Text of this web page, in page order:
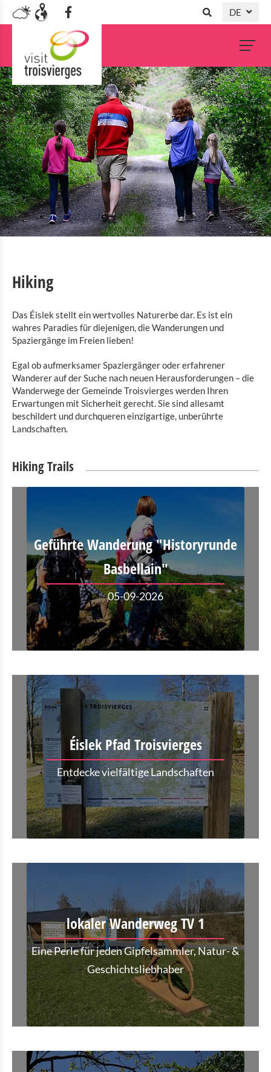
DE
FR
EN
Hiking
Das Éislek stellt ein wertvolles Naturerbe dar. Es ist ein
wahres Paradies für diejenigen, die Wanderungen und
Spaziergänge im Freien lieben!
Egal ob aufmerksamer Spaziergänger oder erfahrener
Wanderer auf der Suche nach neuen Herausforderungen – die
Wanderwege der Gemeinde Troisvierges werden Ihren
Erwartungen mit Sicherheit gerecht. Sie sind allesamt
beschildert und durchqueren einzigartige, unberührte
Landschaften.
Hiking Trails
Geführte Wanderung "Historyrunde
Basbellain"
05-09-2026
Éislek Pfad Troisvierges
Entdecke vielfältige Landschaften
lokaler Wanderweg TV 1
Eine Perle für jeden Gipfelsammler, Natur- &
Geschichtsliebhaber